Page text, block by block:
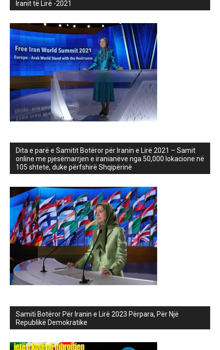
Iranit të Lirë -2021
Dita e parë e Samitit Botëror për Iranin e Lirë 2021 – Samit
online me pjesëmarrjen e iranianëve nga 50,000 lokacione në
105 shtete, duke përfshirë Shqipërinë
Samiti Botëror Për Iranin e Lirë 2023 Përpara, Për Një
Republikë Demokratike